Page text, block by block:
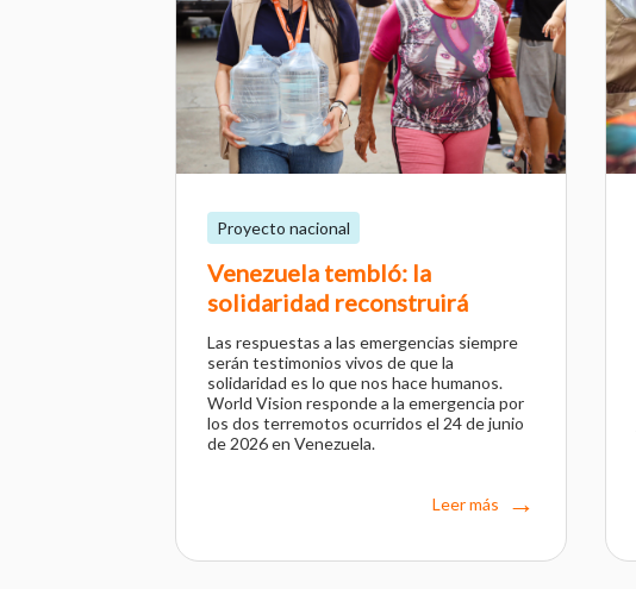
Proyecto nacional
Venezuela tembló: la
solidaridad reconstruirá
Las respuestas a las emergencias siempre
serán testimonios vivos de que la
solidaridad es lo que nos hace humanos.
World Vision responde a la emergencia por
los dos terremotos ocurridos el 24 de junio
de 2026 en Venezuela.
Leer más